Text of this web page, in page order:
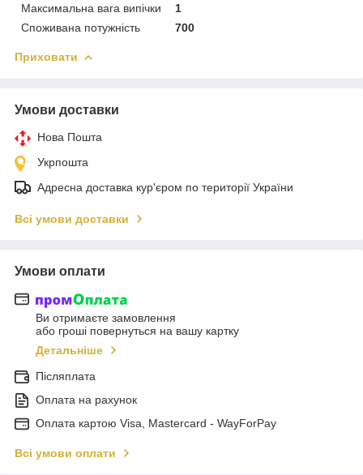
Максимальна вага випічки
1
Споживана потужність
700
Приховати
Умови доставки
Нова Пошта
Укрпошта
Адресна доставка кур'єром по території України
Всі умови доставки
Умови оплати
Ви отримаєте замовлення
або гроші повернуться на вашу картку
Детальніше
Післяплата
Оплата на рахунок
Оплата картою Visa, Mastercard - WayForPay
Всі умови оплати